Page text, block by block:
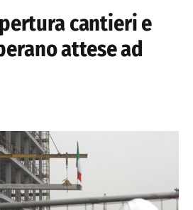
cantieri e
attese ad